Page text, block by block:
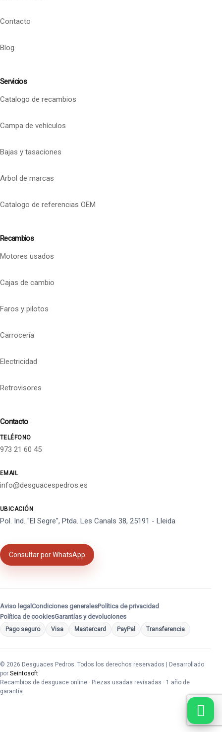
Contacto
Blog
Servicios
Catalogo de recambios
Campa de vehículos
Bajas y tasaciones
Arbol de marcas
Catalogo de referencias OEM
Recambios
Motores usados
Cajas de cambio
Faros y pilotos
Carrocería
Electricidad
Retrovisores
Contacto
TELÉFONO
973 21 60 45
EMAIL
info@desguacespedros.es
UBICACIÓN
Pol. Ind. "El Segre", Ptda. Les Canals 38, 25191 - Lleida
Consultar por WhatsApp
Aviso legal Condiciones generalesPolítica de privacidad
Política de cookiesGarantías y devoluciones
Pago seguro Visa Mastercard PayPal Transferencia
© 2026 Desguaces Pedros. Todos los derechos reservados | Desarrollado
por Seintosoft
Recambios de desguace online · Piezas usadas revisadas · 1 año de
garantía